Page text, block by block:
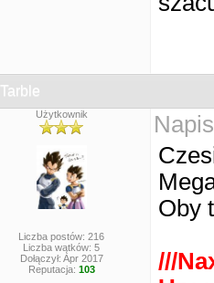
Tarble
Użytkownik
Liczba postów: 216
Liczba wątków: 5
Dołączył: Apr 2017
Reputacja: 103
Oby
///